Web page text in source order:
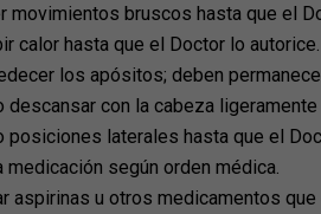
movimientos bruscos hasta que el
calor hasta que el Doctor lo autorice.
los apósitos; deben
descansar con la cabeza
posiciones laterales hasta que el
medicación según orden médica.
aspirinas u otros medicamentos